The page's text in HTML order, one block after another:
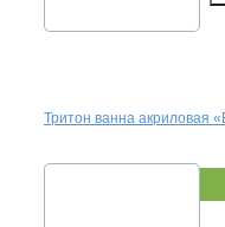
Тритон ванна акриловая